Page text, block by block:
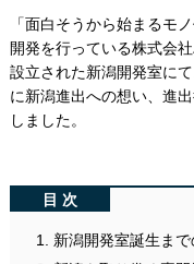
「面白そうから始まるモ
開発を行っている株式会
設立された新潟開発室に
に新潟進出への想い、進
しました。
目次
新潟開発室誕生まで